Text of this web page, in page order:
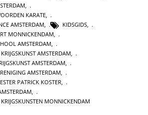
KARATE
AMSTERDAM
KIDSGIDS
MONNICKENDAM
AMSTERDAM
AMSTERDAM
AMSTERDAM
AMSTERDAM
PATRICK KOSTER,
,
KRIJGSKUNSTEN MONNICKENDAM